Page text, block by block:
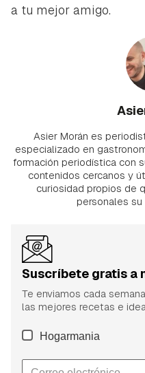
a tu mejor amigo.
Asier Morán es
especializado en
formación periodística con
contenidos cercanos y
curiosidad propios de
personales
Suscríbete gratis a
Te enviamos cada
las mejores recetas e
Hogarmania